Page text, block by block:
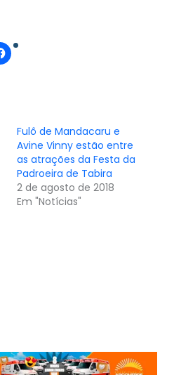
Fulô de Mandacaru e
Avine Vinny estão entre
as atrações da Festa da
Padroeira de Tabira
2 de agosto de 2018
Em "Notícias"